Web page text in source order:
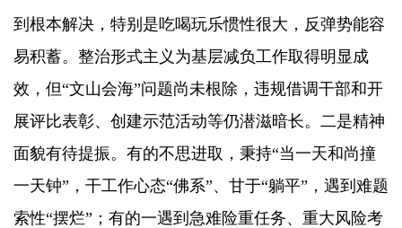
到根本解决，特别是吃喝玩乐惯性很大，反弹势能容
易积蓄。整治形式主义为基层减负工作取得明显成
效，但“文山会海”问题尚未根除，违规借调干部和开
展评比表彰、创建示范活动等仍潜滋暗长。二是精神
面貌有待提振。有的不思进取，秉持“当一天和尚撞
一天钟”，干工作心态“佛系”、甘于“躺平”，遇到难题
索性“摆烂”；有的一遇到急难险重任务、重大风险考